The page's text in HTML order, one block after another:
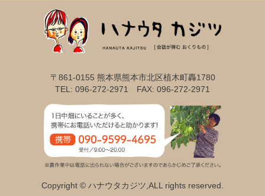
〒861-0155 熊本県熊本市北区植木町轟1780
TEL: 096-272-2971 FAX: 096-272-2971
Copyright © ハナウタカジツ,ALL rights reserved.